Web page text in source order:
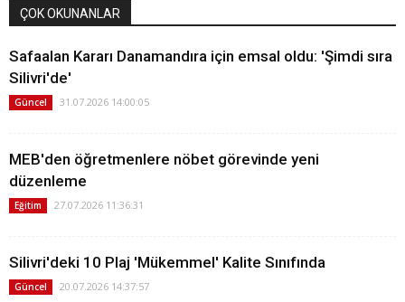
ÇOK OKUNANLAR
Safaalan Kararı Danamandıra için emsal oldu: 'Şimdi sıra
Silivri'de'
Güncel 31.07.2026 14:00:05
MEB'den öğretmenlere nöbet görevinde yeni
düzenleme
Eğitim 27.07.2026 11:36:31
Silivri'deki 10 Plaj 'Mükemmel' Kalite Sınıfında
Güncel 20.07.2026 14:37:57